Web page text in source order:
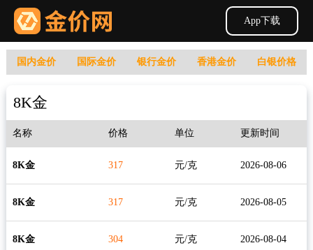
App下载
国内金价 国际金价 银行金价 香港金价 白银价格
8K金
名称 价格 单位 更新时间
8K金 317 元/克 2026-08-06
8K金 317 元/克 2026-08-05
8K金 304 元/克 2026-08-04